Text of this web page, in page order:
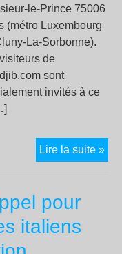
le-Prince 75006
(métro Luxembourg
La-Sorbonne).
de
sont
invités à ce
Lire la suite »
une
pour
italiens